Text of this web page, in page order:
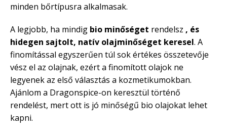
minden bőrtípusra alkalmasak.
A legjobb, ha mindig bio minőséget rendelsz , és
hidegen sajtolt, natív olajminőséget keresel. A
finomítással egyszerűen túl sok értékes összetevője
vész el az olajnak, ezért a finomított olajok ne
legyenek az első választás a kozmetikumokban.
Ajánlom a Dragonspice-on keresztül történő
rendelést, mert ott is jó minőségű bio olajokat lehet
kapni.